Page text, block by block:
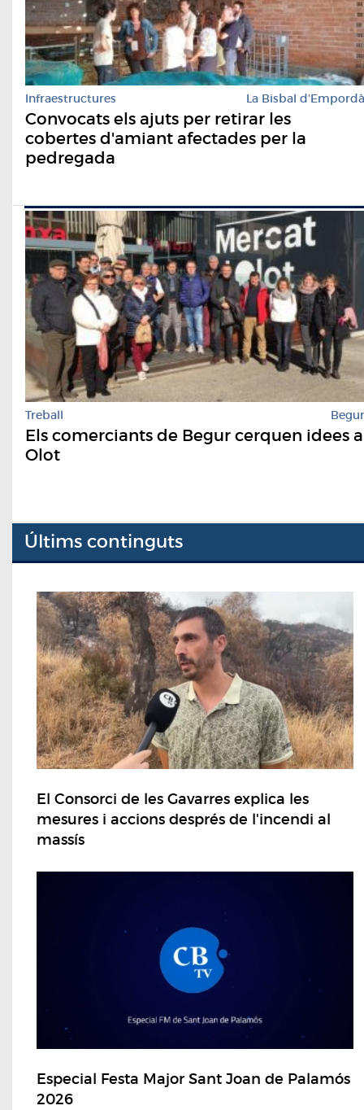
Infraestructures La Bisbal d'Empordà
Convocats els ajuts per retirar les
cobertes d'amiant afectades per la
pedregada
Treball Begur
Els comerciants de Begur cerquen idees a
Olot
Últims continguts
El Consorci de les Gavarres explica les
mesures i accions després de l'incendi al
massís
Especial Festa Major Sant Joan de Palamós
2026